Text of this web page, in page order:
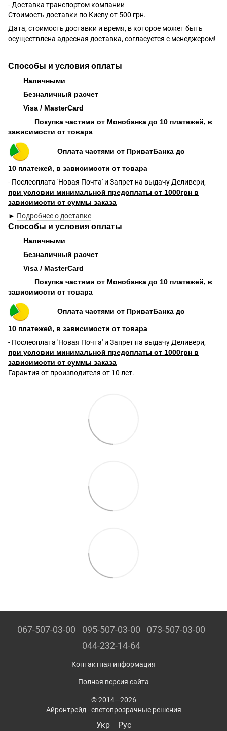
- Доставка транспортом компании
Стоимость доставки по Киеву от 500 грн.
Дата, стоимость доставки и время, в которое может быть
осуществлена адресная доставка, согласуется с менеджером!
Способы и условия оплаты
Наличными
Безналичный расчет
Visa / MasterCard
Покупка частями от Монобанка до 10 платежей, в
зависимости от товара
Оплата частями от ПриватБанка до
10 платежей, в зависимости от товара
- Послеоплата 'Новая Почта' и Запрет на выдачу Деливери,
при условии минимальной предоплаты от 1000грн в
зависимости от суммы заказа
► Подробнее о доставке
Способы и условия оплаты
Наличными
Безналичный расчет
Visa / MasterCard
Покупка частями от Монобанка до 10 платежей, в
зависимости от товара
Оплата частями от ПриватБанка до
10 платежей, в зависимости от товара
- Послеоплата 'Новая Почта' и Запрет на выдачу Деливери,
при условии минимальной предоплаты от 1000грн в
зависимости от суммы заказа
Гарантия от производителя от 10 лет.
067-507-03-00 095-507-03-00
073-507-03-00
044-232-14-64
Контактная информация
Полная версия сайта
© 2014—2026
Айронтрейд - светопрозрачные решения
Укр Рус